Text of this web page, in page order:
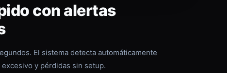
con alertas
El sistema detecta automáticamente
y pérdidas sin setup.